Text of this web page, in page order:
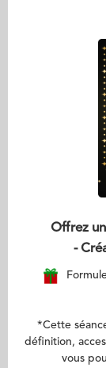
Offrez
-
*Cette
définition,
vous